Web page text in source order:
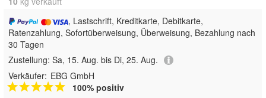
, Lastschrift, Kreditkarte, Debitkarte,
Ratenzahlung, Sofortüberweisung, Überweisung, Bezahlung nach
30 Tagen
Zustellung: Sa, 15. Aug. bis Di, 25. Aug.
Verkäufer: EBG GmbH
100% positiv